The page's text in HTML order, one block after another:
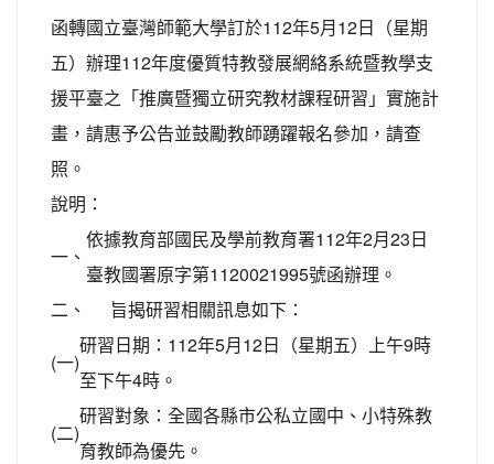
函轉國立臺灣師範大學訂於112年5月12日（星期
五）辦理112年度優質特教發展網絡系統暨教學支
援平臺之「推廣暨獨立研究教材課程研習」實施計
畫，請惠予公告並鼓勵教師踴躍報名參加，請查
照。
說明：
一、
依據教育部國民及學前教育署112年2月23日
臺教國署原字第1120021995號函辦理。
二、
旨揭研習相關訊息如下：
(一)
研習日期：112年5月12日（星期五）上午9時
至下午4時。
(二)
研習對象：全國各縣市公私立國中、小特殊教
育教師為優先。